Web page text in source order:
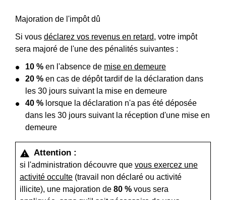
Majoration de l'impôt dû
Si vous déclarez vos revenus en retard, votre impôt
sera majoré de l'une des pénalités suivantes :
10 % en l'absence de mise en demeure
20 % en cas de dépôt tardif de la déclaration dans
les 30 jours suivant la mise en demeure
40 % lorsque la déclaration n'a pas été déposée
dans les 30 jours suivant la réception d'une mise en
demeure
warning Attention :
si l'administration découvre que vous exercez une
activité occulte (travail non déclaré ou activité
illicite), une majoration de 80 % vous sera